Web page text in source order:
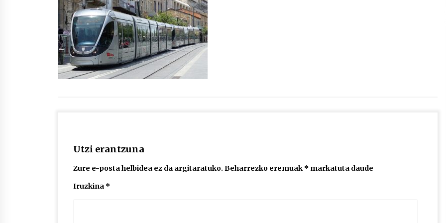
protagonista
2026/07/16
POTTO: San Pedro jaietako bertso-
saioa
2026/07/09
Utzi erantzuna
Zure e-posta helbidea ez da argitaratuko. Beharrezko eremuak * markatuta daude
Iruzkina *